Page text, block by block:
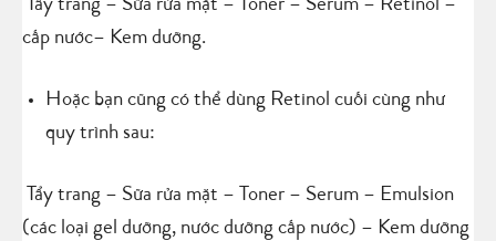
Tẩy trang – Sữa rửa mặt – Toner – Serum – Retinol –
cấp nước– Kem dưỡng.
Hoặc bạn cũng có thể dùng Retinol cuối cùng như
quy trình sau:
Tẩy trang – Sữa rửa mặt – Toner – Serum – Emulsion
(các loại gel dưỡng, nước dưỡng cấp nước) – Kem dưỡng